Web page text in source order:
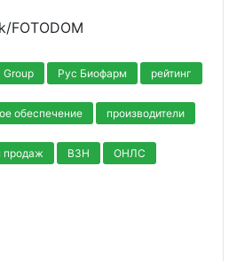
Group Рус Биофарм рейтинг
обеспечение производители
продаж ВЗН ОНЛС